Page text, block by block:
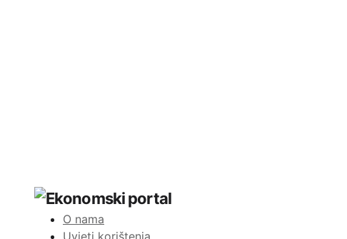
O nama
Uvjeti korištenja